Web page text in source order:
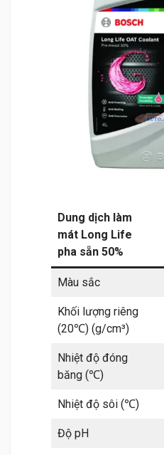
Dung dịch làm
mát Long Life
pha sẵn 50%
Màu sắc
Khối lượng riêng
(20℃) (g/cm³)
Nhiệt độ đóng
băng (℃)
Nhiệt độ sôi (℃)
Độ pH